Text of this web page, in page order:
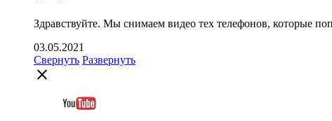
Здравствуйте. Мы снимаем видео тех телефонов, которые
03.05.2021
Свернуть Развернуть
close